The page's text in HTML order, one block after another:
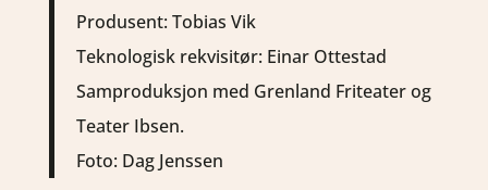
Produsent: Tobias Vik
Teknologisk rekvisitør: Einar Ottestad
Samproduksjon med Grenland Friteater og
Teater Ibsen.
Foto: Dag Jenssen